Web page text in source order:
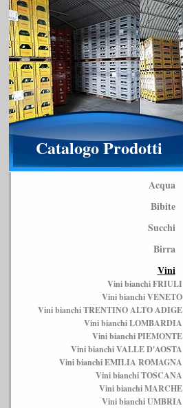
Catalogo Prodotti
Acqua
Bibite
Succhi
Birra
Vini
Vini bianchi FRIULI
Vini bianchi VENETO
Vini bianchi TRENTINO ALTO ADIGE
Vini bianchi LOMBARDIA
Vini bianchi PIEMONTE
Vini bianchi VALLE D'AOSTA
Vini bianchi EMILIA ROMAGNA
Vini bianchi TOSCANA
Vini bianchi MARCHE
Vini bianchi UMBRIA